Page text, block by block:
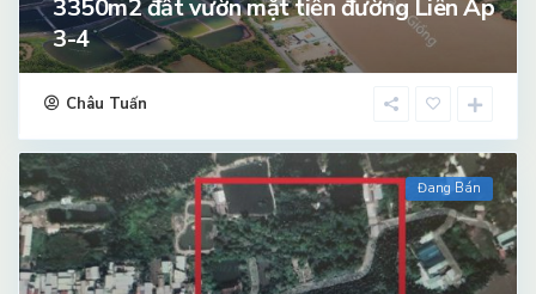
3350m2 đất vườn mặt tiền đường Liên Ấp
3-4
Châu Tuấn
Đang Bán